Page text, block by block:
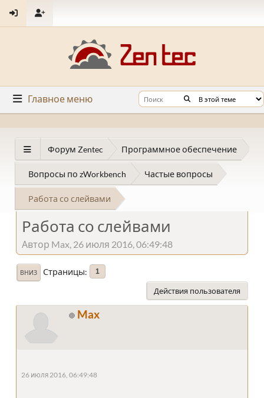
Главное меню
Форум Zentec Программное обеспечение
Вопросы по zWorkbench Частые вопросы
Работа со слейвами
Работа со слейвами
Автор Max, 26 июля 2016, 06:49:48
ВНИЗ Страницы 1
Действия пользователя
Max
26 июля 2016, 06:49:48